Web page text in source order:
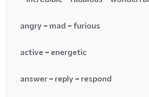
angry = mad = furious
active = energetic
answer = reply = respond